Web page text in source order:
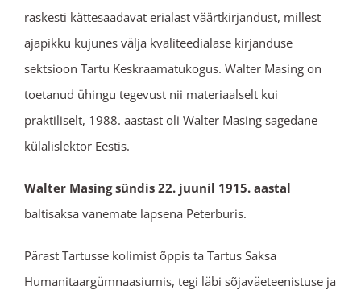
raskesti kättesaadavat erialast väärtkirjandust, millest
ajapikku kujunes välja kvaliteedialase kirjanduse
sektsioon Tartu Keskraamatukogus. Walter Masing on
toetanud ühingu tegevust nii materiaalselt kui
praktiliselt, 1988. aastast oli Walter Masing sagedane
külalislektor Eestis.
Walter Masing sündis 22. juunil 1915. aastal
baltisaksa vanemate lapsena Peterburis.
Pärast Tartusse kolimist õppis ta Tartus Saksa
Humanitaargümnaasiumis, tegi läbi sõjaväeteenistuse ja